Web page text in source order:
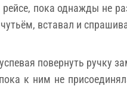
пока однажды не
вставал и
повернуть ручку
к ним не